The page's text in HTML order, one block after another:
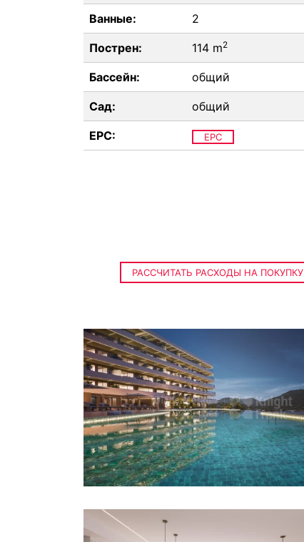
Ванные: 2
Пострен: 114 m2
Бассейн: общий
Сад: общий
EPC: EPC
РАССЧИТАТЬ РАСХОДЫ НА ПОКУПКУ